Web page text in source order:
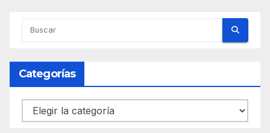
Categorías
Categorías